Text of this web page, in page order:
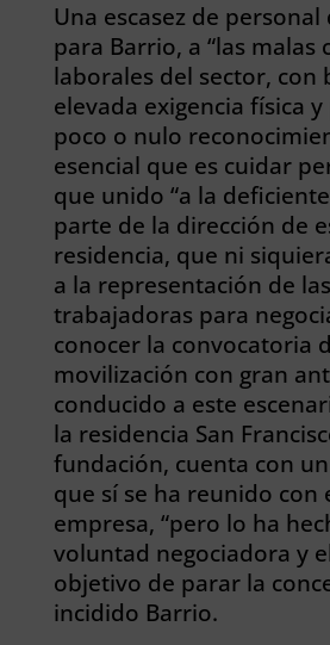
Una escasez de personal
para Barrio, a “las malas
laborales del sector, con
elevada exigencia física
poco o nulo
esencial que es cuidar
que unido “a la
parte de la dirección de
residencia, que ni
a la representación de
trabajadoras para
conocer la convocatoria
movilización con gran
conducido a este
la residencia San
fundación, cuenta con
que sí se ha reunido con
empresa, “pero lo ha
voluntad negociadora y
objetivo de parar la
incidido Barrio.